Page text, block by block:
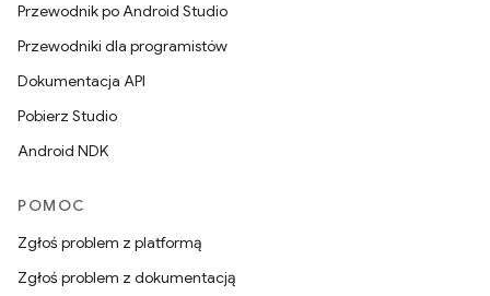
Przewodnik po Android Studio
Przewodniki dla programistów
Dokumentacja API
Pobierz Studio
Android NDK
POMOC
Zgłoś problem z platformą
Zgłoś problem z dokumentacją